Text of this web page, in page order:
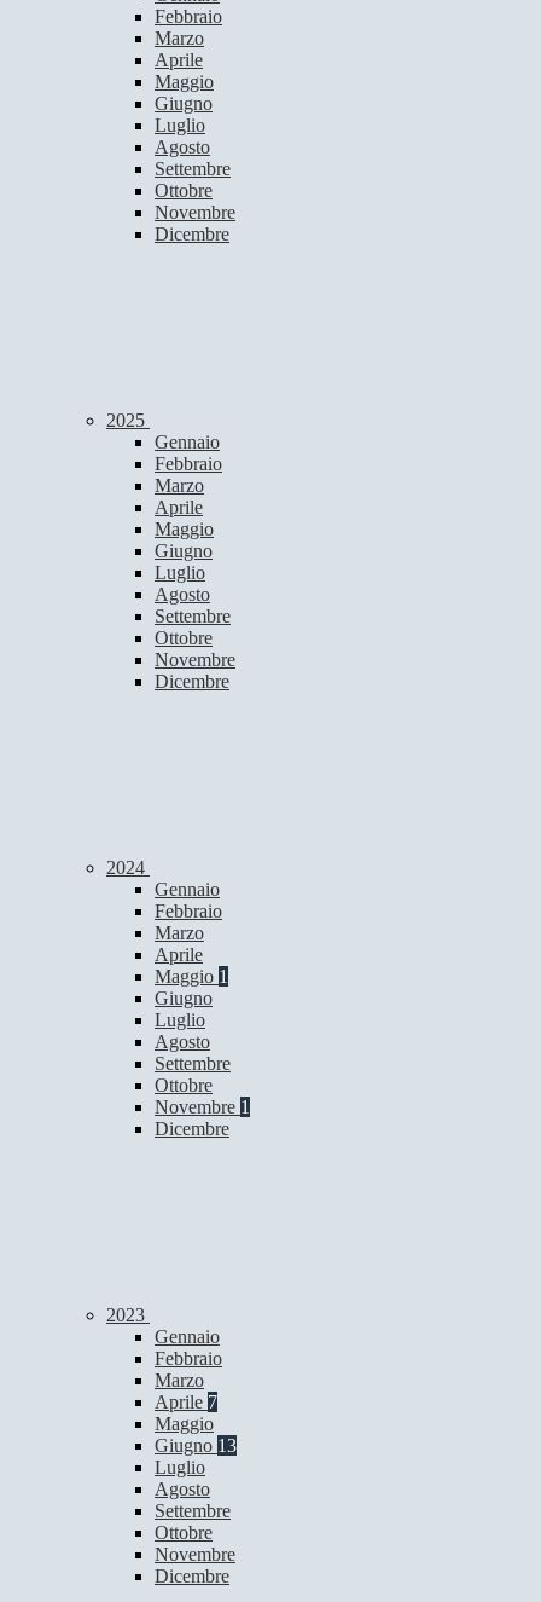
Febbraio
Marzo
Aprile
Maggio
Giugno
Luglio
Agosto
Settembre
Ottobre
Novembre
Dicembre
2025
Gennaio
Febbraio
Marzo
Aprile
Maggio
Giugno
Luglio
Agosto
Settembre
Ottobre
Novembre
Dicembre
2024
Gennaio
Febbraio
Marzo
Aprile
Maggio 1
Giugno
Luglio
Agosto
Settembre
Ottobre
Novembre 1
Dicembre
2023
Gennaio
Febbraio
Marzo
Aprile 7
Maggio
Giugno 13
Luglio
Agosto
Settembre
Ottobre
Novembre
Dicembre